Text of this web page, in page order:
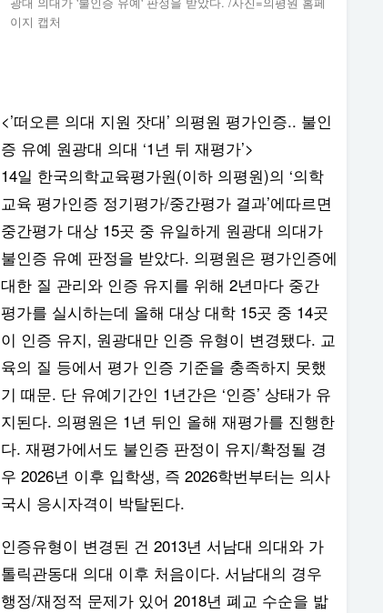
이지 캡처
<’떠오른 의대 지원 잣대’ 의평원 평가인증.. 불인
증 유예 원광대 의대 ‘1년 뒤 재평가’>
14일 한국의학교육평가원(이하 의평원)의 ‘의학
교육 평가인증 정기평가/중간평가 결과’에따르면
중간평가 대상 15곳 중 유일하게 원광대 의대가
불인증 유예 판정을 받았다. 의평원은 평가인증에
대한 질 관리와 인증 유지를 위해 2년마다 중간
평가를 실시하는데 올해 대상 대학 15곳 중 14곳
이 인증 유지, 원광대만 인증 유형이 변경됐다. 교
육의 질 등에서 평가 인증 기준을 충족하지 못했
기 때문. 단 유예기간인 1년간은 ‘인증’ 상태가 유
지된다. 의평원은 1년 뒤인 올해 재평가를 진행한
다. 재평가에서도 불인증 판정이 유지/확정될 경
우 2026년 이후 입학생, 즉 2026학번부터는 의사
국시 응시자격이 박탈된다.
인증유형이 변경된 건 2013년 서남대 의대와 가
톨릭관동대 의대 이후 처음이다. 서남대의 경우
행정/재정적 문제가 있어 2018년 폐교 수순을 밟